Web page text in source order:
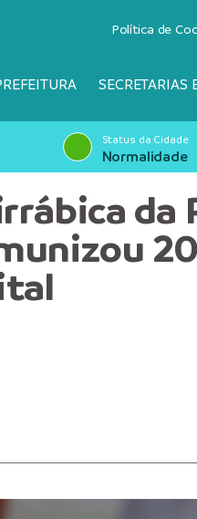
Política de
SECRETARIAS
Status da Cidade
Normalidade
da